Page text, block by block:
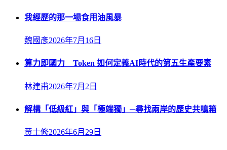
我經歷的那一場食用油風暴
魏國彥2026年7月16日
算力即國力 Token 如何定義AI時代的第五生產要素
林建甫2026年7月2日
解構「低級紅」與「極端獨」─尋找兩岸的歷史共鳴箱
黃士修2026年6月29日